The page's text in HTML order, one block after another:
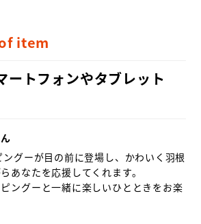
item
ートフォンやタブレット
グーが目の前に登場し、かわいく羽根
あなたを応援してくれます。
ングーと一緒に楽しいひとときをお楽